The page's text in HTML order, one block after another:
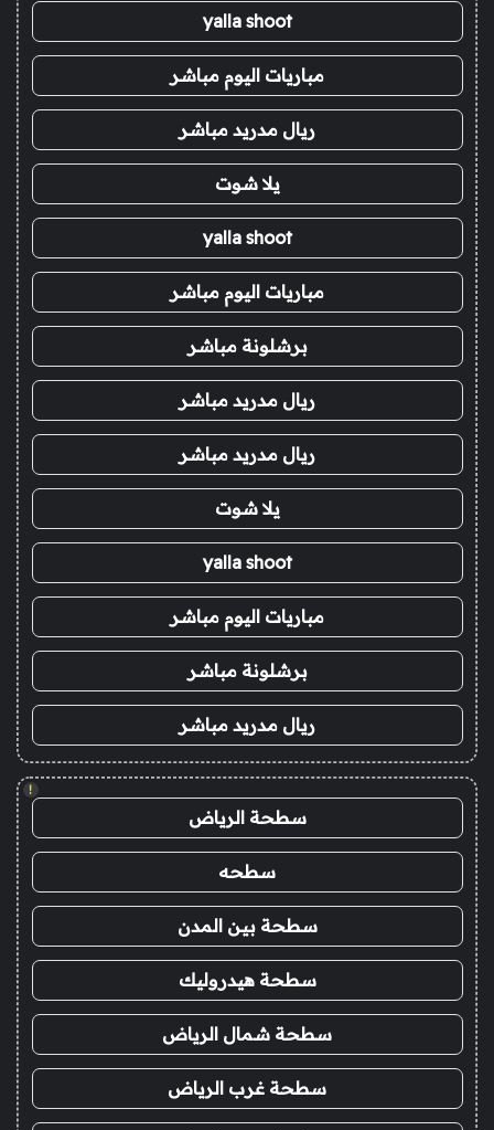
yalla shoot
مباريات اليوم مباشر
ريال مدريد مباشر
يلا شوت
yalla shoot
مباريات اليوم مباشر
برشلونة مباشر
ريال مدريد مباشر
ريال مدريد مباشر
يلا شوت
yalla shoot
مباريات اليوم مباشر
برشلونة مباشر
ريال مدريد مباشر
!
سطحة الرياض
سطحه
سطحة بين المدن
سطحة هيدروليك
سطحة شمال الرياض
سطحة غرب الرياض